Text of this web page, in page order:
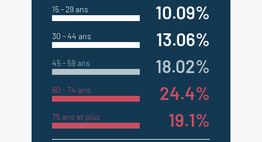
15 - 29 ans 10.09%
30 - 44 ans 13.06%
45 - 59 ans 18.02%
60 - 74 ans 24.4%
75 ans et plus 19.1%